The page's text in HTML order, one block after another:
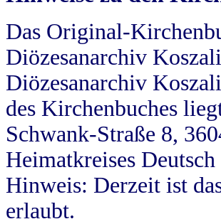
Das Original-
Diözesanarchiv
Diözesanarchiv
des Kirchenbuches
Schwank-Straße 8,
Heimatkreises
Hinweis: Derzeit ist
erlaubt.